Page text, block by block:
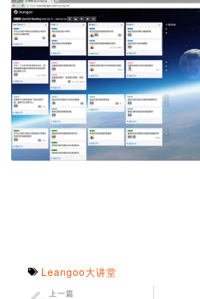
Leangoo大讲堂
上一篇